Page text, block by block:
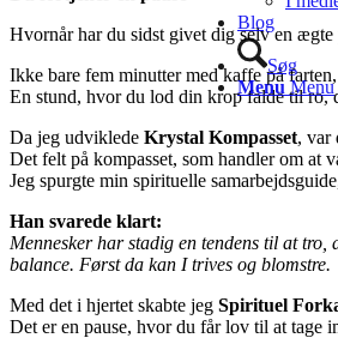
Blog
Søg
Menu Menu
Hvornår har du sidst givet dig selv en ægte
Ikke bare fem minutter med kaffe på
En stund, hvor du lod din krop falde til
Da jeg udviklede Krystal Kompasset, var
Det felt på kompasset, som handler om at
Jeg spurgte min spirituelle
Han svarede klart:
Mennesker har stadig en tendens til at
balance. Først da kan I trives og blomstre.
Med det i hjertet skabte jeg Spirituel
Det er en pause, hvor du får lov til at tage